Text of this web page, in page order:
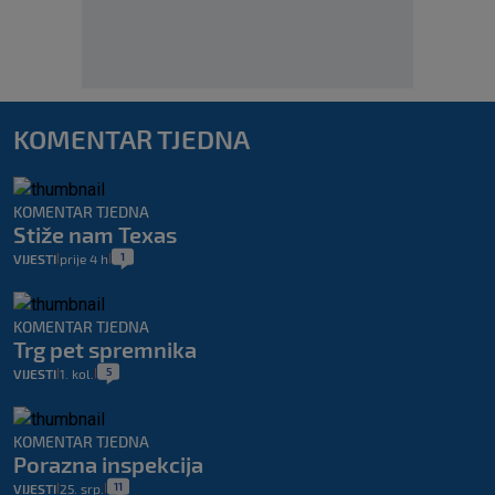
KOMENTAR TJEDNA
KOMENTAR TJEDNA
Stiže nam Texas
VIJESTI prije 4 h 1
KOMENTAR TJEDNA
Trg pet spremnika
VIJESTI 1. kol. 5
KOMENTAR TJEDNA
Porazna inspekcija
VIJESTI 25. srp. 11